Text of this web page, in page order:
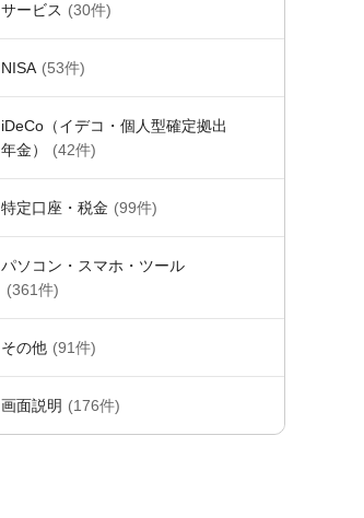
サービス (30件)
NISA (53件)
iDeCo（イデコ・個人型確定拠出
年金）
(42件)
特定口座・税金 (99件)
パソコン・スマホ・ツール
(361件)
その他 (91件)
画面説明 (176件)